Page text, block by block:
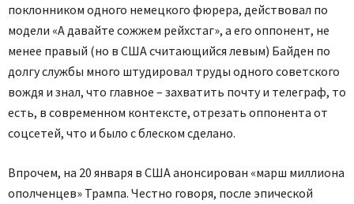
поклонником одного немецкого фюрера, действовал по
модели «А давайте сожжем рейхстаг», а его оппонент, не
менее правый (но в США считающийся левым) Байден по
долгу службы много штудировал труды одного советского
вождя и знал, что главное – захватить почту и телеграф, то
есть, в современном контексте, отрезать оппонента от
соцсетей, что и было с блеском сделано.
Впрочем, на 20 января в США анонсирован «марш миллиона
ополченцев» Трампа. Честно говоря, после эпической